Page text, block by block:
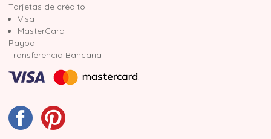
Tarjetas de crédito
Visa
MasterCard
Paypal
Transferencia Bancaria